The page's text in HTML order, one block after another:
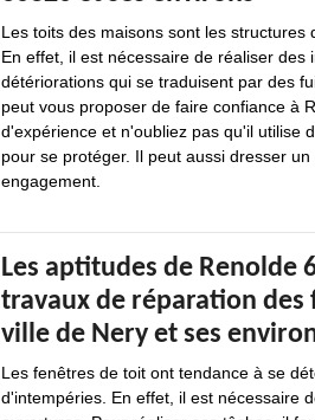
Les toits des maisons sont les structures
En effet, il est nécessaire de réaliser
détériorations qui se traduisent par des
peut vous proposer de faire confiance à
d'expérience et n'oubliez pas qu'il utilise
pour se protéger. Il peut aussi dresser
engagement.
Les aptitudes de Renolde
travaux de réparation
ville de Nery et ses
Les fenêtres de toit ont tendance à se
d'intempéries. En effet, il est nécessaire